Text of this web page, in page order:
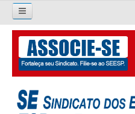
Pesquisar...
O SINDICATO
APRESENTAÇÃO